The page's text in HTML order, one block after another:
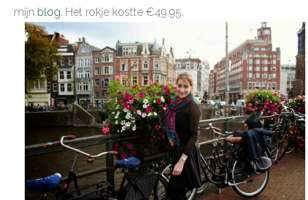
mijn blog. Het rokje kostte €49,95.